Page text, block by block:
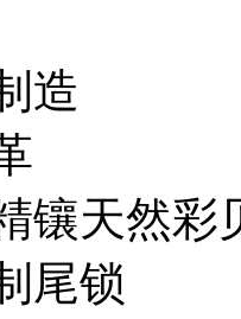
造
镶天然彩
尾锁